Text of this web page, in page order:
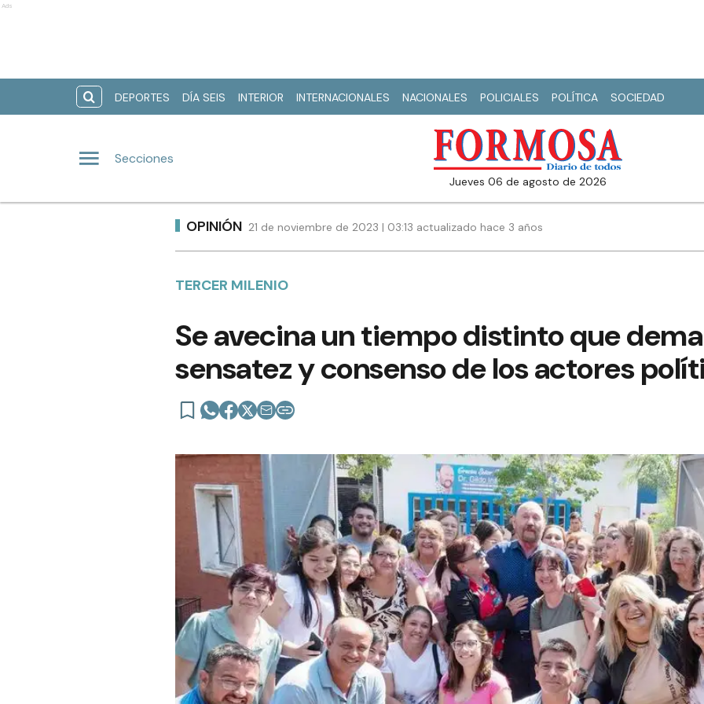
Ads
DEPORTES DÍA SEIS INTERIOR INTERNACIONALES NACIONALES POLICIALES POLÍTICA SOCIEDAD
Secciones
jueves 06 de agosto de 2026
OPINIÓN 21 de noviembre de 2023 | 03:13 actualizado hace 3 años
TERCER MILENIO
Se avecina un tiempo distinto que
sensatez y consenso de los actores